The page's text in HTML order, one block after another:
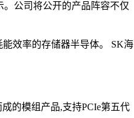
。公司将公开的产品阵容不仅
效率的存储器半导体。 SK海
的模组产品,支持PCIe第五代